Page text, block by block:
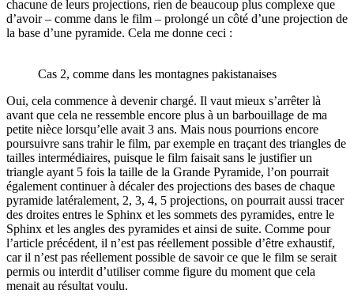
chacune de leurs projections, rien de beaucoup plus complexe que
d’avoir – comme dans le film – prolongé un côté d’une projection de
la base d’une pyramide. Cela me donne ceci :
Cas 2, comme dans les montagnes pakistanaises
Oui, cela commence à devenir chargé. Il vaut mieux s’arrêter là
avant que cela ne ressemble encore plus à un barbouillage de ma
petite nièce lorsqu’elle avait 3 ans. Mais nous pourrions encore
poursuivre sans trahir le film, par exemple en traçant des triangles de
tailles intermédiaires, puisque le film faisait sans le justifier un
triangle ayant 5 fois la taille de la Grande Pyramide, l’on pourrait
également continuer à décaler des projections des bases de chaque
pyramide latéralement, 2, 3, 4, 5 projections, on pourrait aussi tracer
des droites entres le Sphinx et les sommets des pyramides, entre le
Sphinx et les angles des pyramides et ainsi de suite. Comme pour
l’article précédent, il n’est pas réellement possible d’être exhaustif,
car il n’est pas réellement possible de savoir ce que le film se serait
permis ou interdit d’utiliser comme figure du moment que cela
menait au résultat voulu.